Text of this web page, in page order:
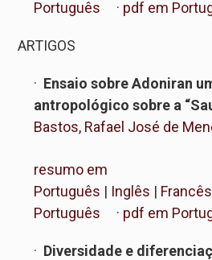
Português · pdf em
ARTIGOS
· Ensaio sobre Adoniran
antropológico sobre a
Bastos, Rafael José de
resumo em
Português | Inglês | Francês
Português · pdf em
· Diversidade e